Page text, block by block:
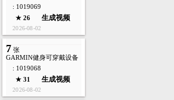
: 1019069
★ 26
生成视频
2026-08-02
7 张
GARMIN健身可穿戴设备
: 1019068
★ 31
生成视频
2026-08-02